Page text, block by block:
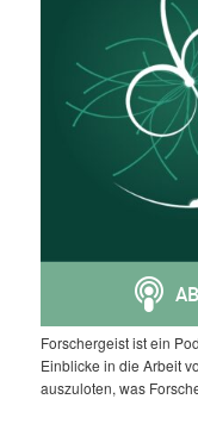
Forschergeist ist ein
Einblicke in die Arbeit
auszuloten, was